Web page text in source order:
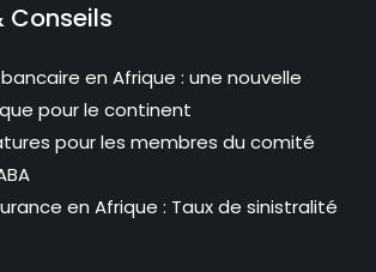
en Afrique : une nouvelle
pour le continent
pour les membres du comité
en Afrique : Taux de sinistralité